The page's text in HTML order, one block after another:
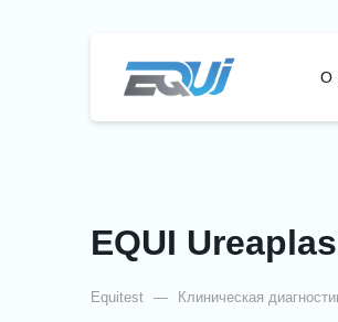
О
EQUI
Equitest — Клиническая